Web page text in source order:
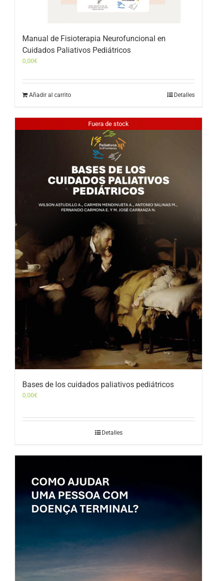
Manual de Fisioterapia Neurofuncional en
Cuidados Paliativos Pediátricos
0,00€
Añadir al carrito Detalles
Fuera de stock
Bases de los cuidados paliativos pediátricos
0,00€
Detalles